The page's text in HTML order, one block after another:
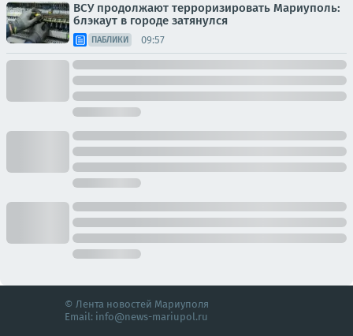
ВСУ продолжают терроризировать Мариуполь:
блэкаут в городе затянулся
ПАБЛИКИ 09:57
© Лента новостей Мариуполя
Email: info@news-mariupol.ru